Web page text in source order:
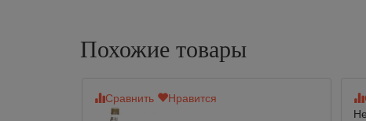
Похожие товары
Сравнить Нравится